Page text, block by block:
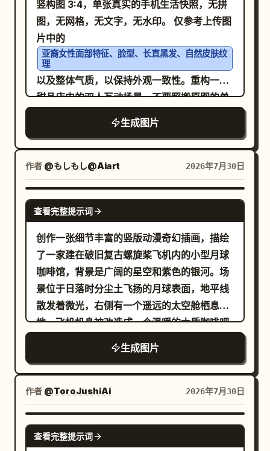
色彩、复杂背景、角色面部崩坏、乱码文字、
廉价贴纸感。
竖构图 3:4，单张真实的手机生活快照，无拼
图，无网格，无文字，无水印。 仅参考上传图
片中的
亚裔女性面部特征、脸型、长直黑发、自然皮肤纹
理
以及整体气质，以保持外观一致性。重构一个
甜品店内的双人互动场景，不要照搬原图的单
安静、舒适的甜品店靠窗位置，两人均清晰可
见。女性坐在窗边的浅棕色沙发椅上，身穿
浅灰棕色无袖针织长裙
，长直黑发自然垂在肩
上，身体微微转向男性，看起来既开心又略带
羞涩。 男性坐在她旁边或斜对面，穿着干净、
简约的浅色短袖衬衫或白色 T 恤，留着黑色短
发，外表清爽——不要使用明星脸，也不要抢
了女性的风头。他一手拿着甜品杯，另一只手
拿着小勺子，自然地将 浅绿色冰淇淋 喂到女
性嘴边。 女性微微前倾，张嘴吃冰淇淋，眼神
含笑看着男性或短暂看向镜头，捕捉仿佛被朋
友随手抓拍的自然瞬间。男性侧头看着她，表
情温柔放松，面带自然微笑。他们的动作应展
现出真实的互动关系，保持自然的距离感，不
要僵硬摆拍。 桌上可以有纸巾、另一份甜品和
手机，保留真实的甜品店细节。背景包括木质
桌面、浅色墙壁、磨砂玻璃窗和暖棕色座椅，
窗外透进的柔和自然光与室内暖光交织。 使用
手机近距离拍摄，采用随意的快照构图，镜头
生成图片
作者 @もしもし@Aiart 2026年7月30日
GPT IMAGE 2
查看完整提示词
创作一张细节丰富的竖版动漫奇幻插画，描绘
了一家建在破旧复古螺旋桨飞机内的小型月球
咖啡馆，背景是广阔的星空和紫色的银河。场
景位于日落时分尘土飞扬的月球表面，地平线
散发着微光，右侧有一个遥远的太空舱栖息
地。飞机机身被改造成一个温暖的木质咖啡吧
台，上面摆满了瓶子、杯子、罐子、糕点、悬
挂的灯笼、星形灯、常春藤蔓、薄纱窗帘，机
身上清晰可见手绘招牌 Starlight COFFEE
。画面中需包含 4 个主要角色：1 位身穿白色
衬衫的金发女咖啡师站在吧台后冲泡咖啡；1
位身穿白色宇航服的深色头发男宇航员坐在吧
台凳上回头看；1 位身穿白色宇航服的金发女
生成图片
作者 @ToroJushiAi 2026年7月30日
GPT IMAGE 2
查看完整提示词